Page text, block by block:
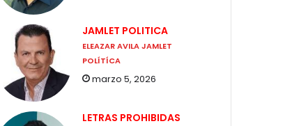
JAMLET POLITICA
ELEAZAR AVILA JAMLET
POLÍTÍCA
marzo 5, 2026
LETRAS PROHIBIDAS